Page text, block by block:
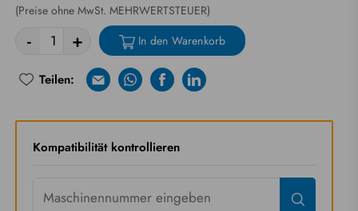
(Preise ohne MwSt. MEHRWERTSTEUER)
- + In den Warenkorb
Teilen: E-mailWhatsapp
FacebookLinkedin
Kompatibilität kontrollieren